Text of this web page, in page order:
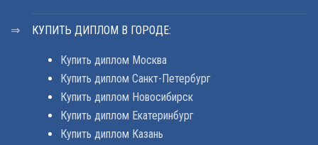
КУПИТЬ ДИПЛОМ В ГОРОДЕ:
Купить диплом Москва
Купить диплом Санкт-Петербург
Купить диплом Новосибирск
Купить диплом Екатеринбург
Купить диплом Казань